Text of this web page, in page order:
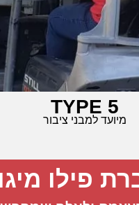
TYPE 5
מיועד למבני ציבור
פילו